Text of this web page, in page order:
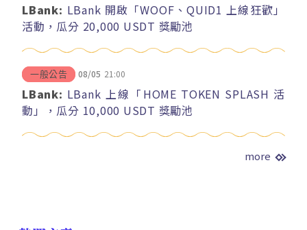
LBank: LBank 開啟「WOOF、QUID1 上線狂歡」
活動，瓜分 20,000 USDT 獎勵池
一般公告 08/05 21:00
LBank: LBank 上線「HOME TOKEN SPLASH 活
動」，瓜分 10,000 USDT 獎勵池
more